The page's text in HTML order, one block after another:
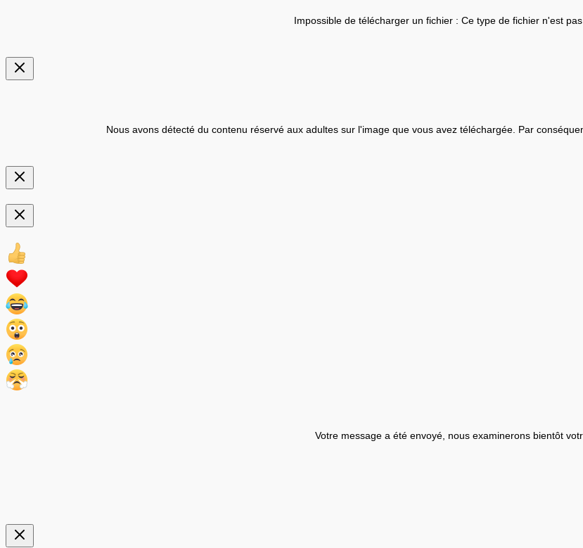
Impossible de télécharger un fichier : Ce type de fichier n'est
Nous avons détecté du contenu réservé aux adultes sur l'image que vous avez téléchargée. Par
Votre message a été envoyé, nous examinerons bientôt